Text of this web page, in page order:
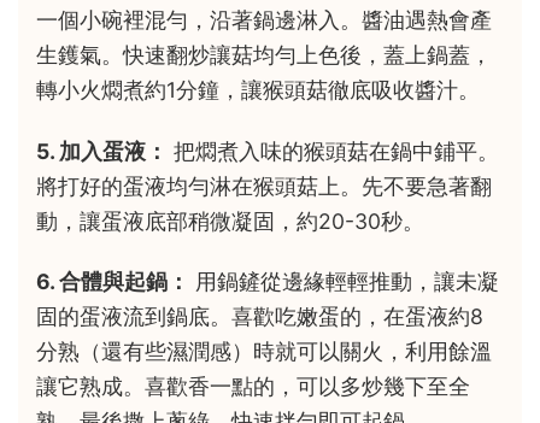
一個小碗裡混勻，沿著鍋邊淋入。醬油遇熱會產
生鑊氣。快速翻炒讓菇均勻上色後，蓋上鍋蓋，
轉小火燜煮約1分鐘，讓猴頭菇徹底吸收醬汁。
5. 加入蛋液： 把燜煮入味的猴頭菇在鍋中鋪平。
將打好的蛋液均勻淋在猴頭菇上。先不要急著翻
動，讓蛋液底部稍微凝固，約20-30秒。
6. 合體與起鍋：
用鍋鏟從邊緣輕輕推動，讓未凝
固的蛋液流到鍋底。喜歡吃嫩蛋的，在蛋液約8
分熟（還有些濕潤感）時就可以關火，利用餘溫
讓它熟成。喜歡香一點的，可以多炒幾下至全